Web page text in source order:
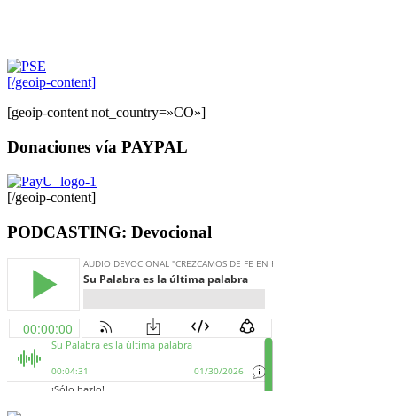
[/geoip-content]
[geoip-content not_country=»CO»]
Donaciones vía PAYPAL
[/geoip-content]
PODCASTING: Devocional